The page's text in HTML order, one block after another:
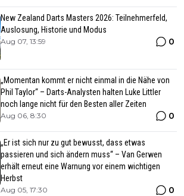
New Zealand Darts Masters 2026: Teilnehmerfeld,
Auslosung, Historie und Modus
Aug 07, 13:59 0
„Momentan kommt er nicht einmal in die Nähe von
Phil Taylor“ – Darts-Analysten halten Luke Littler
noch lange nicht für den Besten aller Zeiten
Aug 06, 8:30 0
„Er ist sich nur zu gut bewusst, dass etwas
passieren und sich ändern muss“ – Van Gerwen
erhält erneut eine Warnung vor einem wichtigen
Herbst
Aug 05, 17:30 0